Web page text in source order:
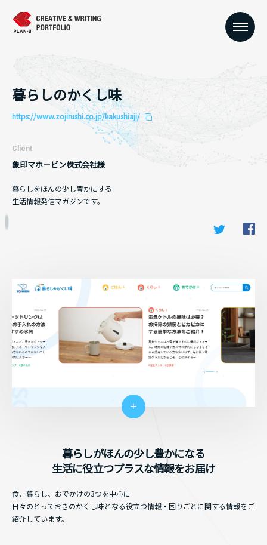
暮らしのかくし味
https://www.zojirushi.co.jp/kakushiaji/
Client
象印マホービン株式会社様
暮らしをほんの少し豊かにする
生活情報発信マガジンです。
Twitter
暮らしがほんの少し豊かになる
生活に役立つプラスな情報をお届け
食、暮らし、おでかけの3つを中心に
日々のとっておきのかくし味となる役立つ情報・困りごとに関する情報をご
紹介しています。